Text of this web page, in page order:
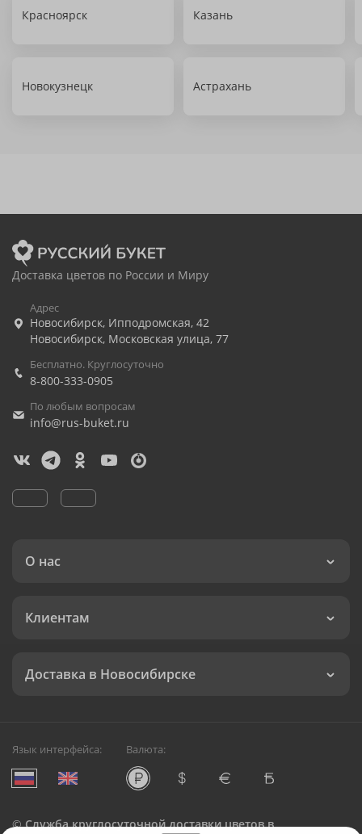
Красноярск Казань
Новокузнецк Астрахань
Доставка цветов по России и Миру
Адрес
Новосибирск, Ипподромская, 42
Новосибирск, Московская улица, 77
Бесплатно. Круглосуточно
8-800-333-0905
По любым вопросам
info@rus-buket.ru
О нас
Клиентам
Доставка в Новосибирске
Язык интерфейса: Валюта:
©Служба круглосуточной доставки цветов в